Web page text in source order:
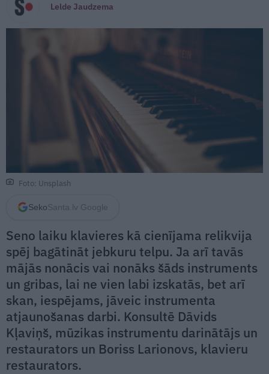
Lelde Jaudzema
Foto: Unsplash
Seko Santa.lv Google
Seno laiku klavieres kā cienījama relikvija
spēj bagātināt jebkuru telpu. Ja arī tavās
mājās nonācis vai nonāks šāds instruments
un gribas, lai ne vien labi izskatās, bet arī
skan, iespējams, jāveic instrumenta
atjaunošanas darbi. Konsultē Dāvids
Kļaviņš, mūzikas instrumentu darinātājs un
restaurators un Boriss Larionovs, klavieru
restaurators.